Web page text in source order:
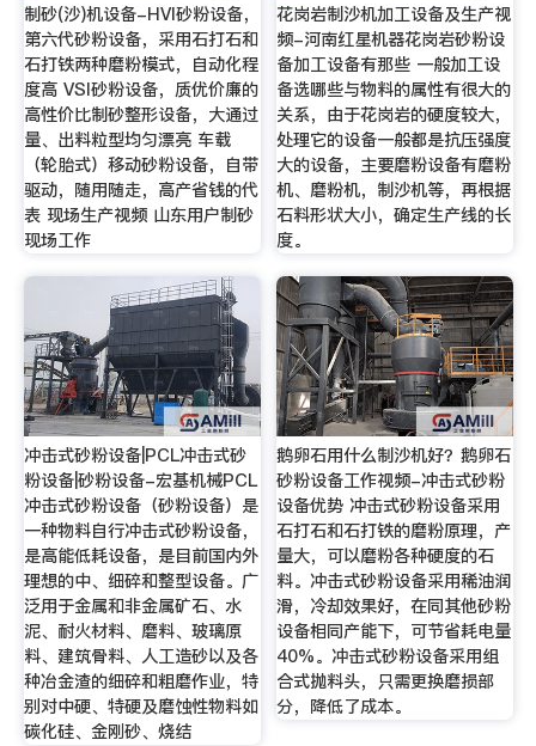
制砂(沙)机设备-HVI砂粉设备，
第六代砂粉设备，采用石打石和
石打铁两种磨粉模式，自动化程
度高 VSI砂粉设备，质优价廉的
高性价比制砂整形设备，大通过
量、出料粒型均匀漂亮 车载
（轮胎式）移动砂粉设备，自带
驱动，随用随走，高产省钱的代
表 现场生产视频 山东用户制砂
现场工作
花岗岩制沙机加工设备及生产视
频-河南红星机器花岗岩砂粉设
备加工设备有那些 一般加工设
备选哪些与物料的属性有很大的
关系，由于花岗岩的硬度较大，
处理它的设备一般都是抗压强度
大的设备，主要磨粉设备有磨粉
机、磨粉机，制沙机等，再根据
石料形状大小，确定生产线的长
度。
冲击式砂粉设备|PCL冲击式砂
粉设备|砂粉设备-宏基机械PCL
冲击式砂粉设备（砂粉设备）是
一种物料自行冲击式砂粉设备，
是高能低耗设备，是目前国内外
理想的中、细碎和整型设备。广
泛用于金属和非金属矿石、水
泥、耐火材料、磨料、玻璃原
料、建筑骨料、人工造砂以及各
种冶金渣的细碎和粗磨作业，特
别对中硬、特硬及磨蚀性物料如
碳化硅、金刚砂、烧结
鹅卵石用什么制沙机好？鹅卵石
砂粉设备工作视频-冲击式砂粉
设备优势 冲击式砂粉设备采用
石打石和石打铁的磨粉原理，产
量大，可以磨粉各种硬度的石
料。冲击式砂粉设备采用稀油润
滑，冷却效果好，在同其他砂粉
设备相同产能下，可节省耗电量
40%。冲击式砂粉设备采用组
合式抛料头，只需更换磨损部
分，降低了成本。